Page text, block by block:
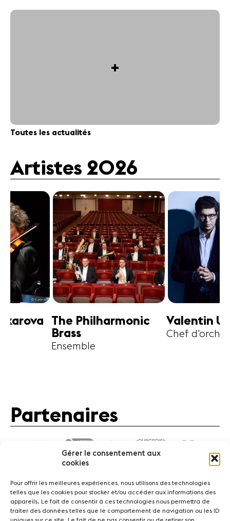
Gérer le consentement aux
cookies
Pour offrir les meilleures expériences, nous utilisons des technologies
telles que les cookies pour stocker et/ou accéder aux informations des
appareils. Le fait de consentir à ces technologies nous permettra de
traiter des données telles que le comportement de navigation ou les ID
+
Toutes les actualités
Artistes 2026
Valentin Uryupin
Chef d'orchestre
Amihai
Alto
Partenaires
ActualitésConcerts Bénévoles Médiation